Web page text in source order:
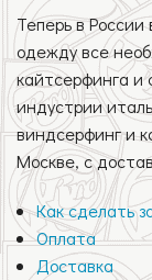
Теперь в России
одежду все
кайтсерфинга и
индустрии
виндсерфинг и
Москве, с
Как сделать
Оплата
Доставка